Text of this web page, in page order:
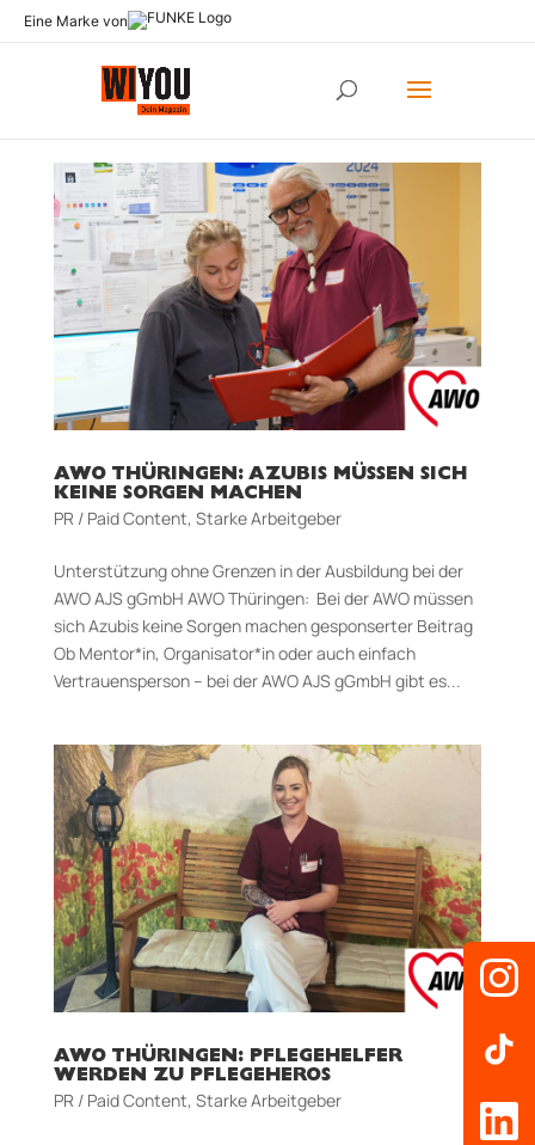
Eine Marke von
AWO THÜRINGEN: AZUBIS MÜSSEN SICH
KEINE SORGEN MACHEN
PR / Paid Content, Starke Arbeitgeber
Unterstützung ohne Grenzen in der Ausbildung bei der
AWO AJS gGmbH AWO Thüringen: Bei der AWO müssen
sich Azubis keine Sorgen machen gesponserter Beitrag
Ob Mentor*in, Organisator*in oder auch einfach
Vertrauensperson – bei der AWO AJS gGmbH gibt es...
AWO THÜRINGEN: PFLEGEHELFER
WERDEN ZU PFLEGEHEROS
PR / Paid Content, Starke Arbeitgeber